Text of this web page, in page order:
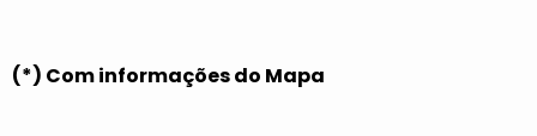
(*) Com informações do Mapa